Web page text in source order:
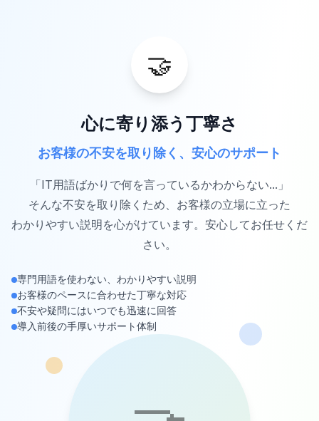
🤝
心に寄り添う丁寧さ
お客様の不安を取り除く、安心のサポート
「IT用語ばかりで何を言っているかわからない...」
そんな不安を取り除くため、お客様の立場に立った
わかりやすい説明を心がけています。安心してお任せくだ
さい。
専門用語を使わない、わかりやすい説明
お客様のペースに合わせた丁寧な対応
不安や疑問にはいつでも迅速に回答
導入前後の手厚いサポート体制